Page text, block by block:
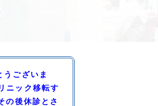
うございま
ニック移転す
の後休診とさ